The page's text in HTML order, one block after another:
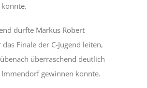
durfte Markus Robert
Finale der C-Jugend leiten,
überraschend deutlich
Immendorf gewinnen konnte.